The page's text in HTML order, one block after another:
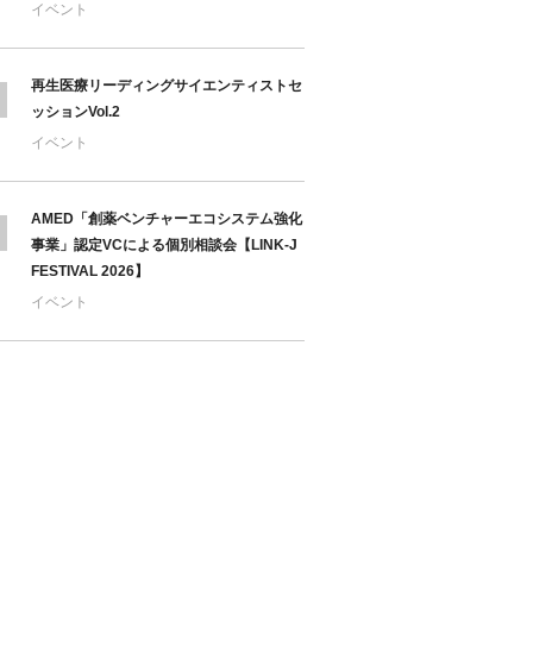
イベント
再生医療リーディングサイエンティストセ
ッションVol.2
イベント
AMED「創薬ベンチャーエコシステム強化
事業」認定VCによる個別相談会【LINK-J
FESTIVAL 2026】
イベント